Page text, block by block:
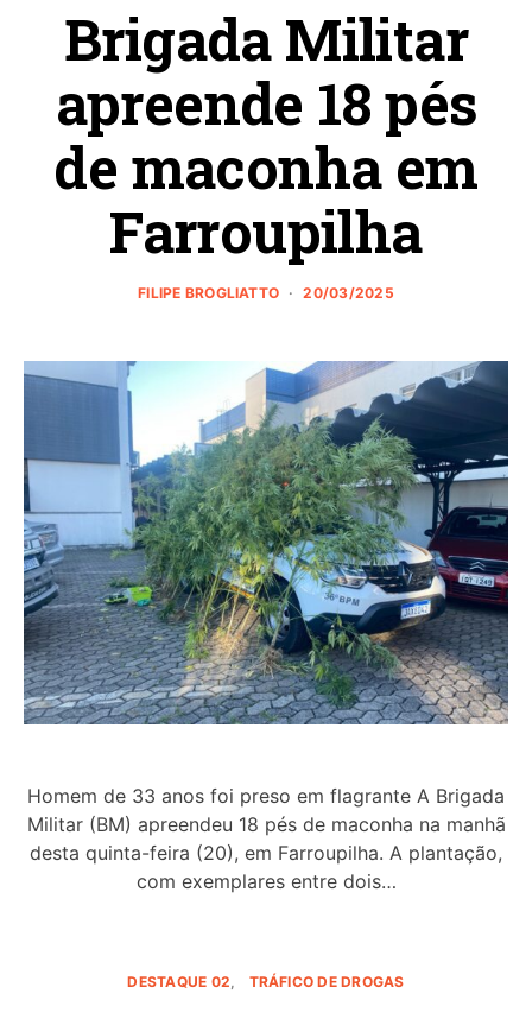
Brigada Militar
apreende 18 pés
de maconha em
Farroupilha
FILIPE BROGLIATTO 20/03/2025
Homem de 33 anos foi preso em flagrante A Brigada
Militar (BM) apreendeu 18 pés de maconha na manhã
desta quinta-feira (20), em Farroupilha. A plantação,
com exemplares entre dois…
DESTAQUE 02 TRÁFICO DE DROGAS